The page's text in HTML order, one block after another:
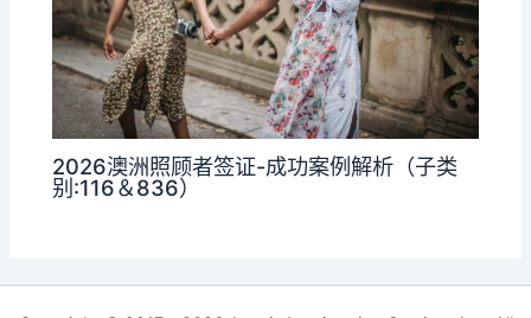
2026澳洲照顾者签证-成功案例解析（子类
别:116＆836）